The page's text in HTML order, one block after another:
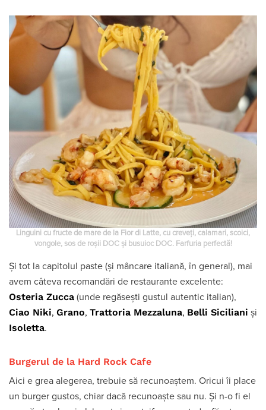
Linguini cu fructe de mare de la Fior di Latte, cu creveți, calamari, scoici,
vongole, sos de roșii DOC și busuioc DOC. Farfuria perfectă!
Și tot la capitolul paste (și mâncare italiană, în general), mai
avem câteva recomandări de restaurante excelente:
Osteria Zucca (unde regăsești gustul autentic italian),
Ciao Niki, Grano, Trattoria Mezzaluna, Belli Siciliani și
Isoletta.
Burgerul de la Hard Rock Cafe
Aici e grea alegerea, trebuie să recunoaștem. Oricui îi place
un burger gustos, chiar dacă recunoaște sau nu. Și n-o fi el